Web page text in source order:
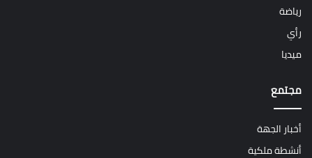
رياضة
رأي
ميديا
مجتمع
أخبار الجهة
أنشطة ملكية